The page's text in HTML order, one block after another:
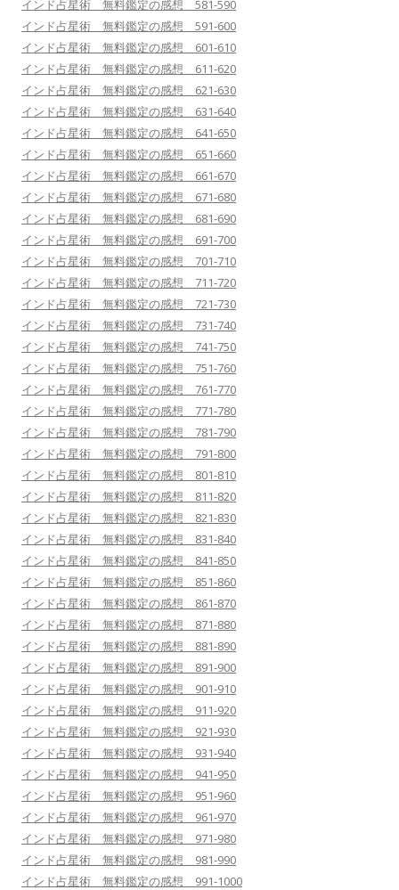
インド占星術 無料鑑定の感想 581-590
インド占星術 無料鑑定の感想 591-600
インド占星術 無料鑑定の感想 601-610
インド占星術 無料鑑定の感想 611-620
インド占星術 無料鑑定の感想 621-630
インド占星術 無料鑑定の感想 631-640
インド占星術 無料鑑定の感想 641-650
インド占星術 無料鑑定の感想 651-660
インド占星術 無料鑑定の感想 661-670
インド占星術 無料鑑定の感想 671-680
インド占星術 無料鑑定の感想 681-690
インド占星術 無料鑑定の感想 691-700
インド占星術 無料鑑定の感想 701-710
インド占星術 無料鑑定の感想 711-720
インド占星術 無料鑑定の感想 721-730
インド占星術 無料鑑定の感想 731-740
インド占星術 無料鑑定の感想 741-750
インド占星術 無料鑑定の感想 751-760
インド占星術 無料鑑定の感想 761-770
インド占星術 無料鑑定の感想 771-780
インド占星術 無料鑑定の感想 781-790
インド占星術 無料鑑定の感想 791-800
インド占星術 無料鑑定の感想 801-810
インド占星術 無料鑑定の感想 811-820
インド占星術 無料鑑定の感想 821-830
インド占星術 無料鑑定の感想 831-840
インド占星術 無料鑑定の感想 841-850
インド占星術 無料鑑定の感想 851-860
インド占星術 無料鑑定の感想 861-870
インド占星術 無料鑑定の感想 871-880
インド占星術 無料鑑定の感想 881-890
インド占星術 無料鑑定の感想 891-900
インド占星術 無料鑑定の感想 901-910
インド占星術 無料鑑定の感想 911-920
インド占星術 無料鑑定の感想 921-930
インド占星術 無料鑑定の感想 931-940
インド占星術 無料鑑定の感想 941-950
インド占星術 無料鑑定の感想 951-960
インド占星術 無料鑑定の感想 961-970
インド占星術 無料鑑定の感想 971-980
インド占星術 無料鑑定の感想 981-990
インド占星術 無料鑑定の感想 991-1000